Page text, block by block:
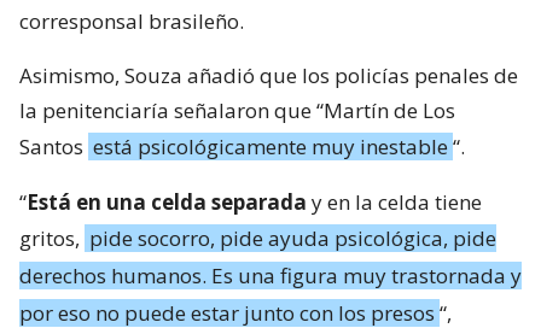
corresponsal brasileño.
Asimismo, Souza añadió que los policías penales de
la penitenciaría señalaron que “Martín de Los
Santos está psicológicamente muy inestable“.
“Está en una celda separada y en la celda tiene
gritos, pide socorro, pide ayuda psicológica, pide
derechos humanos. Es una figura muy trastornada y
por eso no puede estar junto con los presos “,